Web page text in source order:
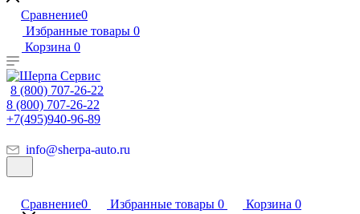
Сравнение0
Избранные товары 0
Корзина 0
8 (800) 707-26-22
8 (800) 707-26-22
+7(495)940-96-89
info@sherpa-auto.ru
Сравнение0 Избранные товары 0 Корзина 0